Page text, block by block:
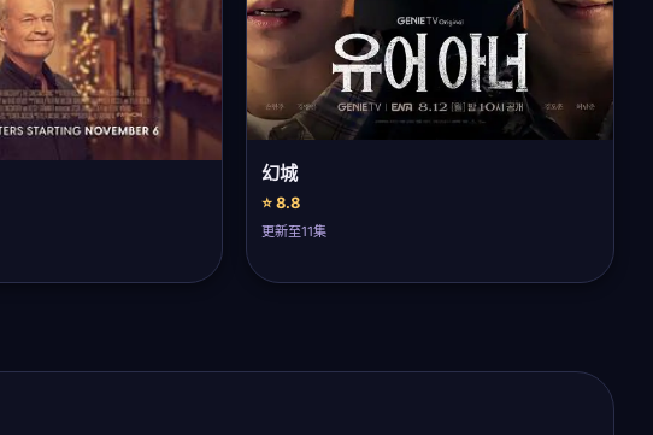
幻城
⭐ 8.8
更新至11集